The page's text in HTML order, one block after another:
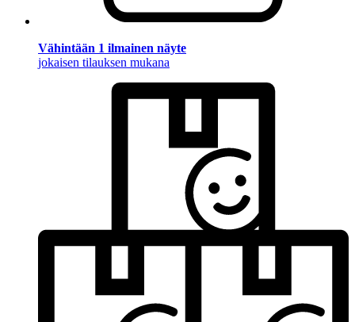
Vähintään 1 ilmainen näyte
jokaisen tilauksen mukana